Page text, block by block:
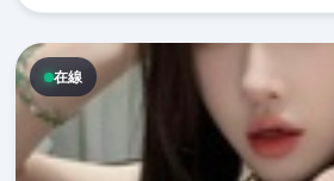
在線